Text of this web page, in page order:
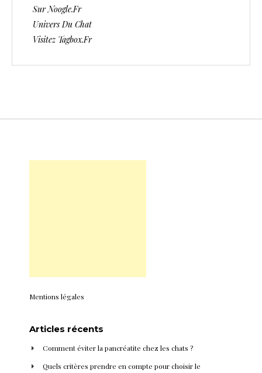
Sur Noogle.fr
Univers Du Chat
Visitez Tagbox.fr
Mentions légales
Articles récents
Comment éviter la pancréatite chez les chats ?
Quels critères prendre en compte pour choisir le